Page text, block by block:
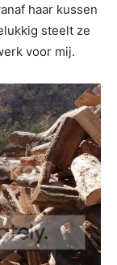
haar kussen
steelt ze
voor mij.